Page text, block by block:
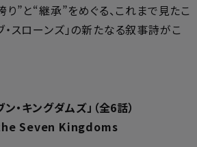
り”と“継承”をめぐる、これまで見たこ
・スローンズ」の新たなる叙事詩がこ
ン・キングダムズ」（全6話）
Seven Kingdoms